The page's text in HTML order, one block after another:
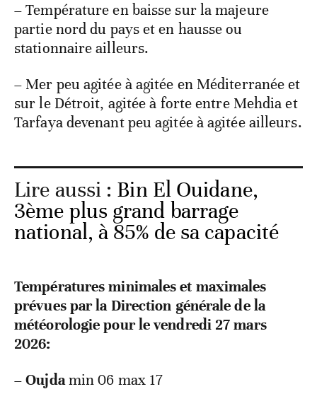
– Température en baisse sur la majeure
partie nord du pays et en hausse ou
stationnaire ailleurs.
– Mer peu agitée à agitée en Méditerranée et
sur le Détroit, agitée à forte entre Mehdia et
Tarfaya devenant peu agitée à agitée ailleurs.
Lire aussi : Bin El Ouidane,
3ème plus grand barrage
national, à 85% de sa capacité
Températures minimales et maximales
prévues par la Direction générale de la
météorologie pour le vendredi 27 mars
2026:
–Oujdamin 06 max 17